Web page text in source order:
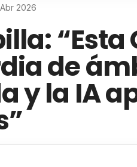
2026
de
y la IA